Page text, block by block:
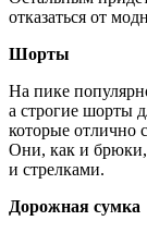
отказаться от
Шорты
На пике
а строгие шорты
которые отлично
Они, как и
и стрелками.
Дорожная сумка